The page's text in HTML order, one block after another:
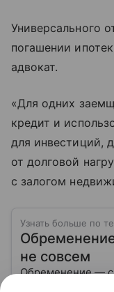
Универсального
погашении
адвокат.
«Для одних
кредит и
для инвестиций,
от долговой
с залогом
Узнать больше по
не совсем
Обременение —